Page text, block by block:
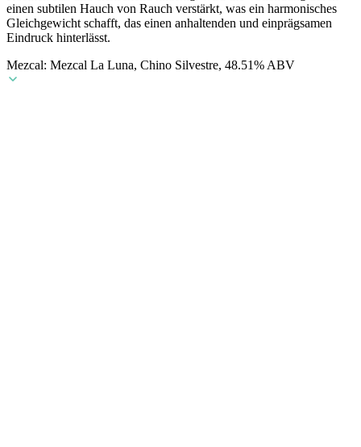
einen subtilen Hauch von Rauch verstärkt, was ein harmonisches
Gleichgewicht schafft, das einen anhaltenden und einprägsamen
Eindruck hinterlässt.
Mezcal: Mezcal La Luna, Chino Silvestre, 48.51% ABV